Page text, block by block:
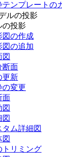
テンプレートの
ルの投影
の投影
図の作成
図の追加
図
断面
更新
の変更
面
図
図
タム詳細図
図
トリミング